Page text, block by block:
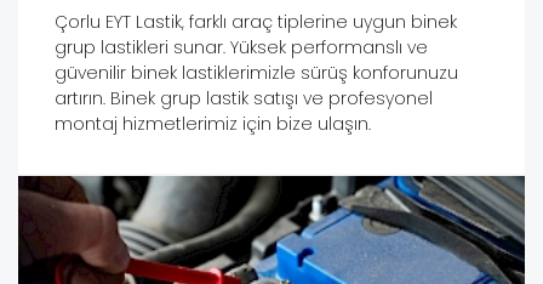
Çorlu EYT Lastik, farklı araç tiplerine uygun binek
grup lastikleri sunar. Yüksek performanslı ve
güvenilir binek lastiklerimizle sürüş konforunuzu
artırın. Binek grup lastik satışı ve profesyonel
montaj hizmetlerimiz için bize ulaşın.